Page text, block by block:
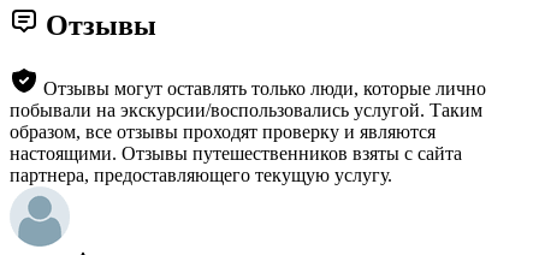
Отзывы
Отзывы могут оставлять только люди, которые лично
побывали на экскурсии/воспользовались услугой. Таким
образом, все отзывы проходят проверку и являются
настоящими. Отзывы путешественников взяты с сайта
партнера, предоставляющего текущую услугу.